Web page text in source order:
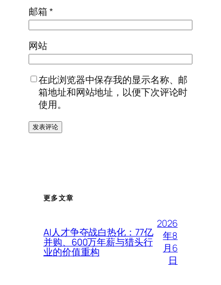
邮箱*
网站
在此浏览器中保存我的显示名称、邮
箱地址和网站地址，以便下次评论时
使用。
更多文章
AI人才争夺战白热化：77亿
并购、600万年薪与猎头行
业的价值重构
2026
年8
月6
日